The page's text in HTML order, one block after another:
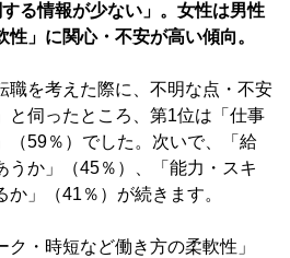
る情報が少ない」。女性は男性
」に関心・不安が高い傾向。
職を考えた際に、不明な点・不安
と伺ったところ、第1位は「仕事
（59％）でした。次いで、「給
うか」（45％）、「能力・スキ
」（41％）が続きます。
・時短など働き方の柔軟性」